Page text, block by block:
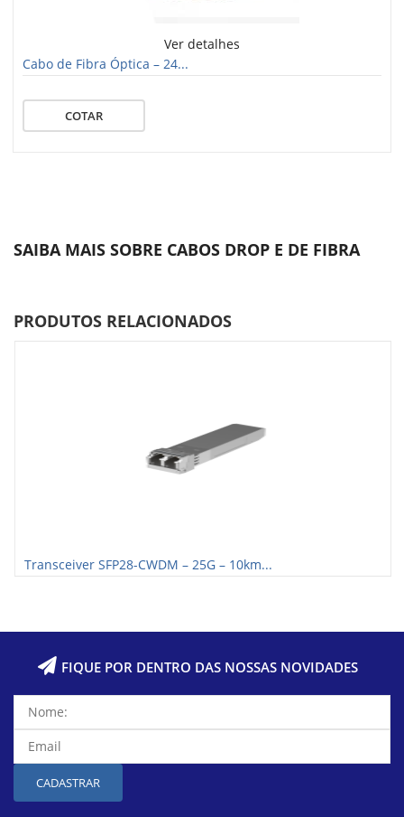
Ver detalhes
Cabo de Fibra Óptica – 24...
COTAR
SAIBA MAIS SOBRE CABOS DROP E DE FIBRA
PRODUTOS RELACIONADOS
Transceiver SFP28-CWDM – 25G – 10km...
FIQUE POR DENTRO DAS NOSSAS NOVIDADES
CADASTRAR